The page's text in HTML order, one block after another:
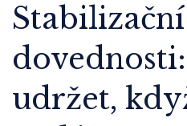
Stabilizační
dovednosti:
udržet,